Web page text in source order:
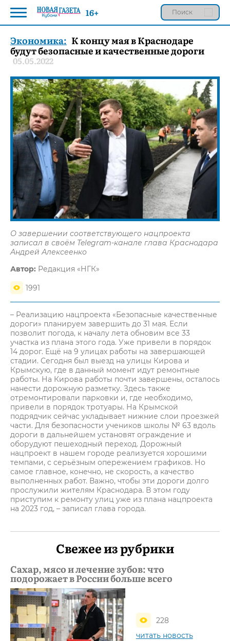
Экономика: К концу мая в Краснодаре
будут безопасные и качественные дороги
05.05.2022
О завершении соответствующего нацпроекта
записал в своём Telegram-канале глава Краснодара
Андрей Алексеенко
Автор: Редакция «НГК»
1991
– Реализацию нацпроекта «Безопасные качественные
дороги» планируем завершить до 31 мая. Если
позволит погода, к началу лета обновим все 33
участка из плана этого года. Уже привели в порядок
14 дорог. Ещё на 9 улицах работы на завершающей
стадии. Сегодня был выезд на улицы Кирова и
Крымскую, где в данный момент идут ремонтные
работы. На Кирова работы почти завершены, осталось
нанести дорожную разметку. Здесь также
отремонтировали парковки и, где необходимо,
привели в порядок тротуары. На Крымской
подрядчик сейчас укладывает нижние слои проезжей
части. Для безопасности учеников школы № 63 вдоль
дороги в дальнейшем установят ограждение и
оборудуют пешеходный переход. Дорожный
нацпроект в нашем городе реализуется хорошими
темпами, с серьёзным опережением графиков. Но
самое главное, конечно, не скорость, а качество
выполненных работ. Важно, чтобы эти дороги долго
прослужили жителям Краснодара. В этом году
приступим к ремонту улиц уже из плана нацпроекта
на 2023 год, – записал глава города.
Свежее из рубрики
Сахар, мясо и лечение зубов: что
подорожает в России больше всего
228
читать новость
16+